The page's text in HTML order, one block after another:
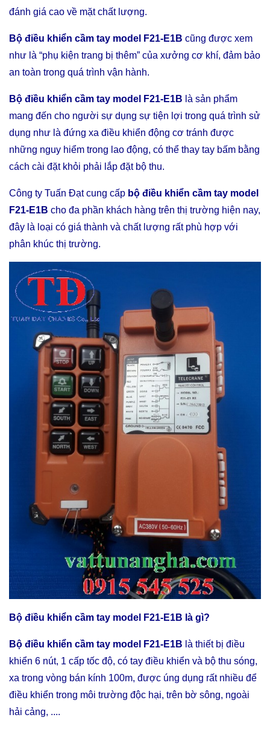
đánh giá cao về mặt chất lượng.
Bộ điều khiển cầm tay model F21-E1B cũng được xem
như là “phụ kiện trang bị thêm” của xưởng cơ khí, đảm bảo
an toàn trong quá trình vận hành.
Bộ điều khiển cầm tay model F21-E1B là sản phẩm
mang đến cho người sự dụng sự tiện lợi trong quá trình sử
dụng như là đứng xa điều khiển động cơ tránh được
những nguy hiểm trong lao động, có thể thay tay bấm bằng
cách cài đặt khỏi phải lắp đặt bộ thu.
Công ty Tuấn Đạt cung cấp bộ điều khiển cầm tay model
F21-E1B cho đa phần khách hàng trên thị trường hiện nay,
đây là loại có giá thành và chất lượng rất phù hợp với
phân khúc thị trường.
Bộ điều khiển cầm tay model F21-E1B là gì?
Bộ điều khiển cầm tay model F21-E1B là thiết bị điều
khiển 6 nút, 1 cấp tốc độ, có tay điều khiển và bộ thu sóng,
xa trong vòng bán kính 100m, được úng dụng rất nhiều để
điều khiển trong môi trường độc hại, trên bờ sông, ngoài
hải cảng, ....